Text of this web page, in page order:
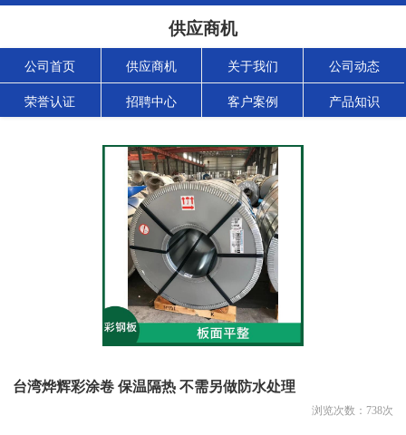
供应商机
公司首页 供应商机 关于我们 公司动态
荣誉认证 招聘中心 客户案例 产品知识
台湾烨辉彩涂卷 保温隔热 不需另做防水处理
浏览次数： 738次